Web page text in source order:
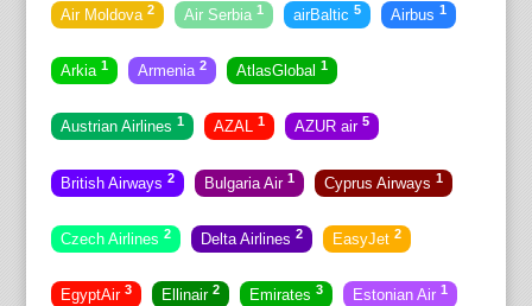
Air Moldova 2 Air Serbia 1 airBaltic 5 Airbus 1
Arkia 1 Armenia 2 AtlasGlobal 1
Austrian Airlines 1 AZAL 1 AZUR air 5
British Airways 2 Bulgaria Air 1 Cyprus Airways 1
Czech Airlines 2 Delta Airlines 2 EasyJet 2
EgyptAir 3 Ellinair 2 Emirates 3 Estonian Air 1